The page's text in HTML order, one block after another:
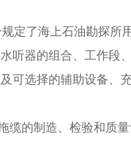
定了海上石油勘探所
听器的组合、工作段
可选择的辅助设备、
的制造、检验和质量